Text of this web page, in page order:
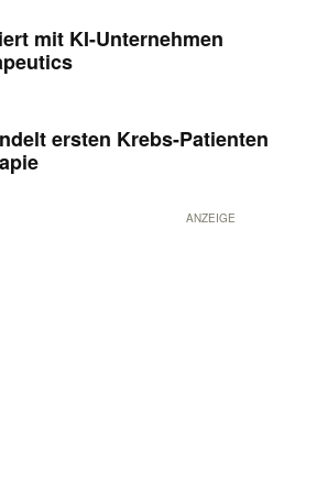
mit KI-Unternehmen
ersten Krebs-Patienten
ANZEIGE